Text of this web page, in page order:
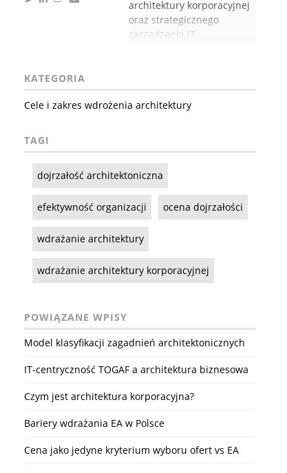
architektury korporacyjnej
oraz strategicznego
zarządzania IT.
KATEGORIA
Cele i zakres wdrożenia architektury
TAGI
dojrzałość architektoniczna
efektywność organizacji ocena dojrzałości
wdrażanie architektury
wdrażanie architektury korporacyjnej
POWIĄZANE WPISY
Model klasyfikacji zagadnień architektonicznych
IT-centryczność TOGAF a architektura biznesowa
Czym jest architektura korporacyjna?
Bariery wdrażania EA w Polsce
Cena jako jedyne kryterium wyboru ofert vs EA